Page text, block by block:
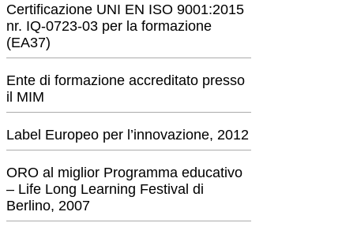
Certificazione UNI EN ISO 9001:2015
nr. IQ-0723-03 per la formazione
(EA37)
Ente di formazione accreditato presso
il MIM
Label Europeo per l’innovazione, 2012
ORO al miglior Programma educativo
– Life Long Learning Festival di
Berlino, 2007